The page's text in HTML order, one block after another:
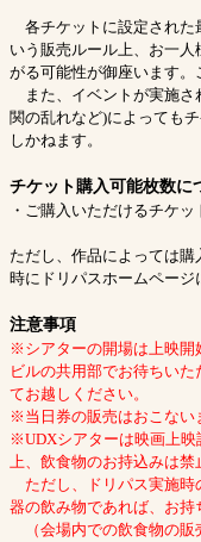
各チケットに設定された
いう販売ルール上、お一
がる可能性が御座います。
また、イベントが実施さ
関の乱れなど)によっても
しかねます。
チケット購入可能枚数に
・ご購入いただけるチケ
ただし、作品によっては
時にドリパスホームページ
注意事項
※シアターの開場は上映開
ビルの共用部でお待ちい
てお越しください。
※当日券の販売はおこない
※UDXシアターは映画上映
上、飲食物のお持込みは禁
ただし、ドリパス実施時
器の飲み物であれば、お持
（会場内での飲食物の販